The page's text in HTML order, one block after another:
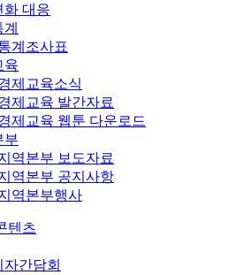
화 대응
계조사표
육
제교육소식
제교육 발간자료
제교육 웹툰 다운로드
부
역본부 보도자료
역본부 공지사항
역본부행사
텐츠
자간담회